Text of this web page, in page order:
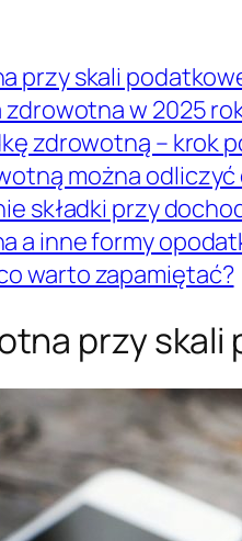
przy skali
zdrowotna w 2025
zdrowotną – krok
można
składki przy
a inne formy
warto zapamiętać?
przy